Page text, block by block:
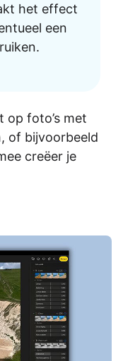
het effect
een
op foto’s met
of bijvoorbeeld
creëer je